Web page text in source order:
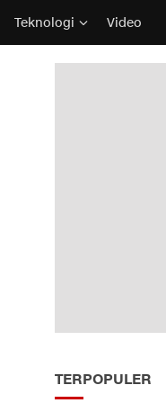
Teknologi Video
TERPOPULER